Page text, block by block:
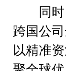
同时，
跨国公
以精准